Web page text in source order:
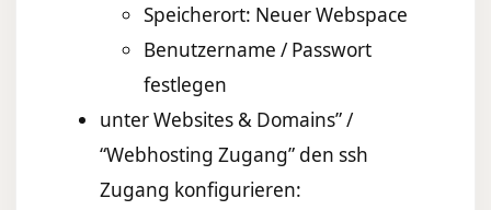
Speicherort: Neuer Webspace
Benutzername / Passwort
festlegen
unter Websites & Domains” /
“Webhosting Zugang” den ssh
Zugang konfigurieren: